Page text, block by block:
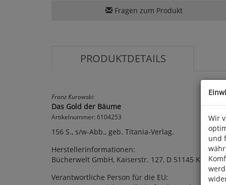
Fragen zum Produkt
PRODUKTDETAILS
Franz Kurowski:
Das Gold der Bäume
Artikelnummer: 6104253
156 S., s/w-Abb., geb. Titania-Verlag.
Herstellerinformationen:
Bücherwelt GmbH, Kaiserstr. 127, D 51145 Köln
Verantwortliche Person für die EU:
Wir
und